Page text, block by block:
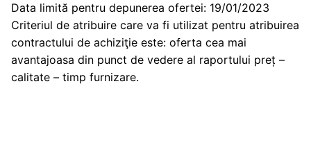
Data limită pentru depunerea ofertei: 19/01/2023
Criteriul de atribuire care va fi utilizat pentru atribuirea
contractului de achiziţie este: oferta cea mai
avantajoasa din punct de vedere al raportului preț –
calitate – timp furnizare.